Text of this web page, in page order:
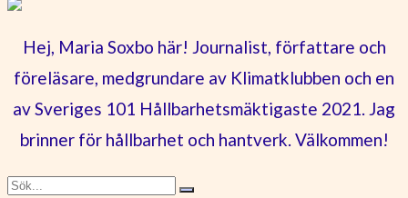
Hej, Maria Soxbo här! Journalist, författare och
föreläsare, medgrundare av Klimatklubben och en
av Sveriges 101 Hållbarhetsmäktigaste 2021. Jag
brinner för hållbarhet och hantverk. Välkommen!